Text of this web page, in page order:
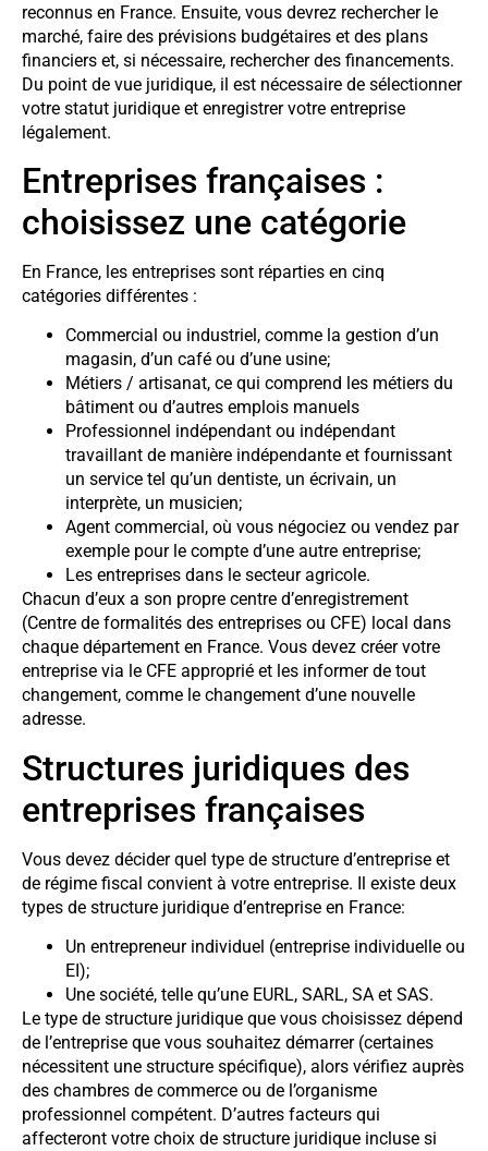
reconnus en France. Ensuite, vous devrez rechercher le
marché, faire des prévisions budgétaires et des plans
financiers et, si nécessaire, rechercher des financements.
Du point de vue juridique, il est nécessaire de sélectionner
votre statut juridique et enregistrer votre entreprise
légalement.
Entreprises françaises :
choisissez une catégorie
En France, les entreprises sont réparties en cinq
catégories différentes :
Commercial ou industriel, comme la gestion d’un
magasin, d’un café ou d’une usine;
Métiers / artisanat, ce qui comprend les métiers du
bâtiment ou d’autres emplois manuels
Professionnel indépendant ou indépendant
travaillant de manière indépendante et fournissant
un service tel qu’un dentiste, un écrivain, un
interprète, un musicien;
Agent commercial, où vous négociez ou vendez par
exemple pour le compte d’une autre entreprise;
Les entreprises dans le secteur agricole.
Chacun d’eux a son propre centre d’enregistrement
(Centre de formalités des entreprises ou CFE) local dans
chaque département en France. Vous devez créer votre
entreprise via le CFE approprié et les informer de tout
changement, comme le changement d’une nouvelle
adresse.
Structures juridiques des
entreprises françaises
Vous devez décider quel type de structure d’entreprise et
de régime fiscal convient à votre entreprise. Il existe deux
types de structure juridique d’entreprise en France:
Un entrepreneur individuel (entreprise individuelle ou
EI);
Une société, telle qu’une EURL, SARL, SA et SAS.
Le type de structure juridique que vous choisissez dépend
de l’entreprise que vous souhaitez démarrer (certaines
nécessitent une structure spécifique), alors vérifiez auprès
des chambres de commerce ou de l’organisme
professionnel compétent. D’autres facteurs qui
affecteront votre choix de structure juridique incluse si